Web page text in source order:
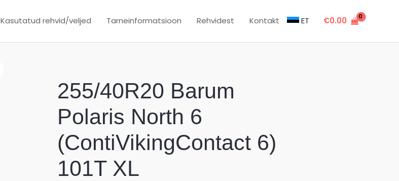
Kasutatud rehvid/veljed Tarneinformatsioon Rehvidest Kontakt ET €0.00
255/40R20 Barum
Polaris North 6
(ContiVikingContact 6)
101T XL